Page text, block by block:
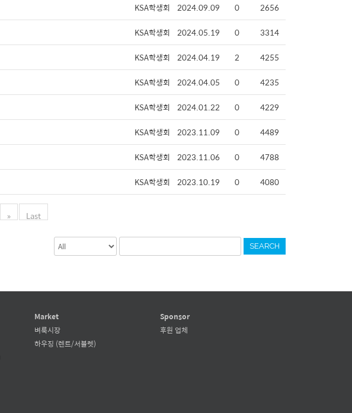
KSA학생회 2024.09.09 0
2656
KSA학생회 2024.05.19 0
3314
KSA학생회 2024.04.19 2
4255
KSA학생회 2024.04.05 0
4235
KSA학생회 2024.01.22 0
4229
KSA학생회 2023.11.09 0
4489
KSA학생회 2023.11.06 0
4788
KSA학생회 2023.10.19 0 4080
» Last
SEARCH
Market
벼룩시장
하우징 (렌트/서블렛)
Sponsor
후원 업체